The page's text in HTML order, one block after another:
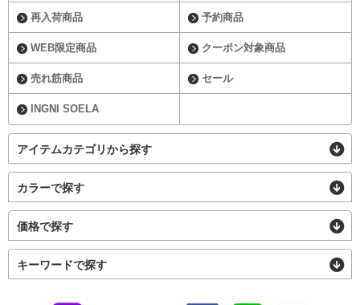
再入荷商品 予約商品
WEB限定商品 クーポン対象商品
売れ筋商品 セール
INGNI SOELA
アイテムカテゴリから探す
カラーで探す
価格で探す
キーワードで探す